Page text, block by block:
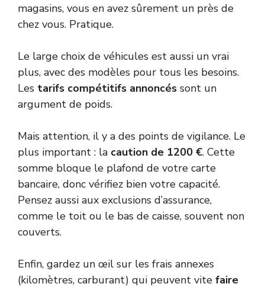
magasins, vous en avez sûrement un près de
chez vous. Pratique.
Le large choix de véhicules est aussi un vrai
plus, avec des modèles pour tous les besoins.
Les tarifs compétitifs annoncés sont un
argument de poids.
Mais attention, il y a des points de vigilance. Le
plus important : la caution de 1200 €. Cette
somme bloque le plafond de votre carte
bancaire, donc vérifiez bien votre capacité.
Pensez aussi aux exclusions d’assurance,
comme le toit ou le bas de caisse, souvent non
couverts.
Enfin, gardez un œil sur les frais annexes
(kilomètres, carburant) qui peuvent vite faire